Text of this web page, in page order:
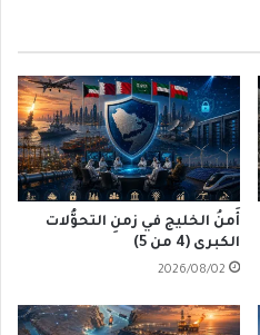
أَمنُ الخليج في زمنِ التحوُّلات
الكبرى (4 من 5)
2026/08/02